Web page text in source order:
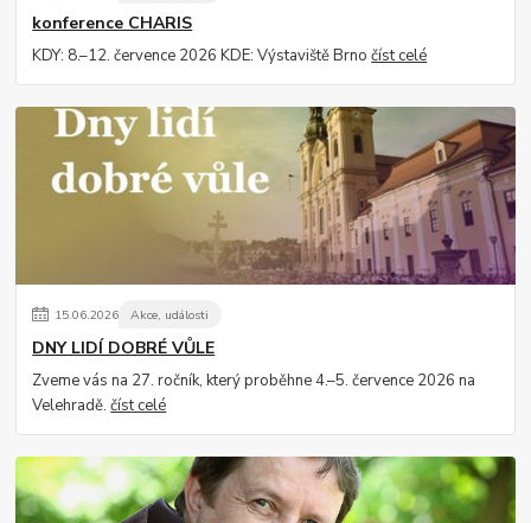
konference CHARIS
KDY: 8.–12. července 2026 KDE: Výstaviště Brnočíst celé
15.06.2026 Akce, události
DNY LIDÍ DOBRÉ VŮLE
Zveme vás na 27. ročník, který proběhne 4.–5. července 2026 na
Velehradě.číst celé